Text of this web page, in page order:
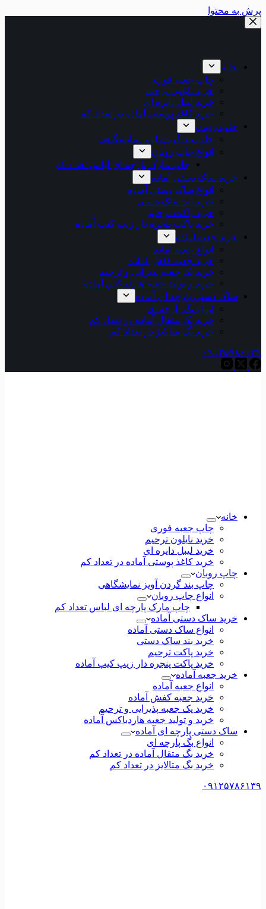
به محتوا
خانه
چاپ جعبه فوری
خرید نایلون ترحیم
خرید لیبل دایره ای
خرید کاغذ پوستی آماده در تعداد کم
چاپ روبان
چاپ بند گردن آویز نمایشگاهی
انواع چاپ روبان
چاپ مارک پارچه ای لباس تعداد کم
خرید ساک دستی آماده
انواع ساک دستی آماده
خرید بند ساک دستی
خرید پاکت ترحیم
خرید پاکت پنجره دار زیپ کیپ آماده
خرید جعبه آماده
انواع جعبه آماده
خرید جعبه کفش آماده
خرید پک جعبه پذیرایی و ترحیم
خرید و تولید جعبه هاردباکس آماده
ساک دستی پارچه ای آماده
انواع بگ پارچه ای
خرید بگ متقال آماده در تعداد کم
خرید بگ متالایز در تعداد کم
خانه
چاپ جعبه فوری
خرید نایلون ترحیم
خرید لیبل دایره ای
خرید کاغذ پوستی آماده در تعداد کم
چاپ روبان
چاپ بند گردن آویز نمایشگاهی
انواع چاپ روبان
چاپ مارک پارچه ای لباس تعداد کم
خرید ساک دستی آماده
انواع ساک دستی آماده
خرید بند ساک دستی
خرید پاکت ترحیم
خرید پاکت پنجره دار زیپ کیپ آماده
خرید جعبه آماده
انواع جعبه آماده
خرید جعبه کفش آماده
خرید پک جعبه پذیرایی و ترحیم
خرید و تولید جعبه هاردباکس آماده
ساک دستی پارچه ای آماده
انواع بگ پارچه ای
خرید بگ متقال آماده در تعداد کم
خرید بگ متالایز در تعداد کم